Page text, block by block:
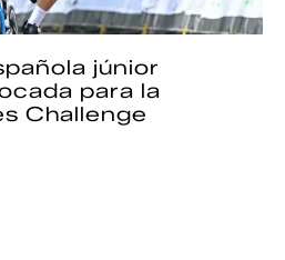
júnior
para la
Challenge